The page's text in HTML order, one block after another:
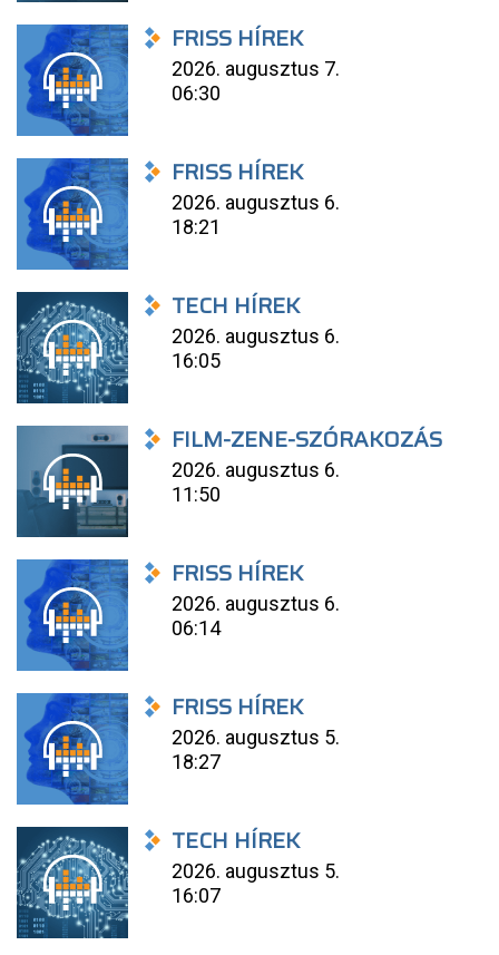
FRISS HÍREK
2026. augusztus 7.
06:30
FRISS HÍREK
2026. augusztus 6.
18:21
TECH HÍREK
2026. augusztus 6.
16:05
FILM-ZENE-SZÓRAKOZÁS
2026. augusztus 6.
11:50
FRISS HÍREK
2026. augusztus 6.
06:14
FRISS HÍREK
2026. augusztus 5.
18:27
TECH HÍREK
2026. augusztus 5.
16:07